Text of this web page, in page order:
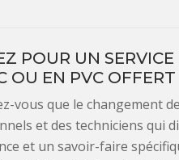
POUR UN
OU EN PVC
vous que le changement
et des techniciens qui
et un savoir-faire